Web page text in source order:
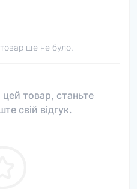
ще не було.
цей товар, станьте
свій відгук.